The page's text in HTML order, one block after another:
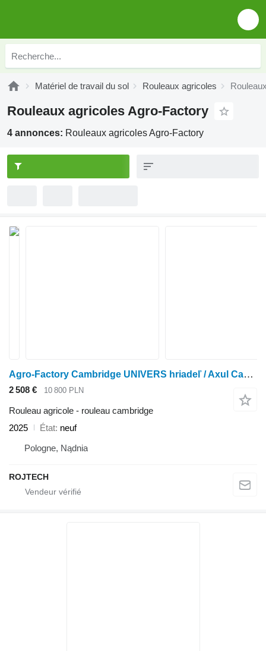
Matériel de travail du sol Rouleaux agricoles
Rouleaux agricoles Agro-Factory
4 annonces: Rouleaux agricoles Agro-Factory
Agro-Factory Cambridge UNIVERS hriadeľ / Axul Cambridge UNIVERS
2 508 € 10 800 PLN
Rouleau agricole - rouleau cambridge
2025
État neuf
Pologne, Nądnia
ROJTECH